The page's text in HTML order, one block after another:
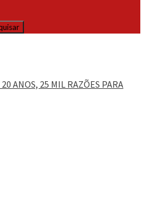
ANOS, 25 MIL RAZÕES PARA